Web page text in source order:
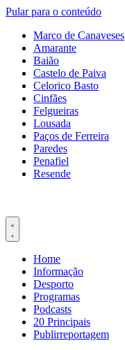
Pular para o conteúdo
Marco de Canaveses
Amarante
Baião
Castelo de Paiva
Celorico Basto
Cinfães
Felgueiras
Lousada
Paços de Ferreira
Paredes
Penafiel
Resende
Home
Informação
Desporto
Programas
Podcasts
20 Principais
Publirreportagem